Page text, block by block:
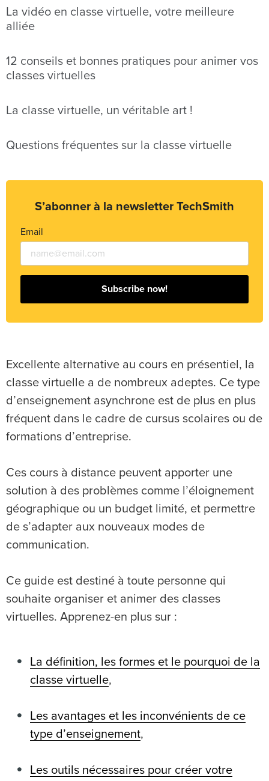
La vidéo en classe virtuelle, votre meilleure
alliée
12 conseils et bonnes pratiques pour animer vos
classes virtuelles
La classe virtuelle, un véritable art !
Questions fréquentes sur la classe virtuelle
S’abonner à la newsletter TechSmith
Email
Subscribe now!
Excellente alternative au cours en présentiel, la
classe virtuelle a de nombreux adeptes. Ce type
d’enseignement asynchrone est de plus en plus
fréquent dans le cadre de cursus scolaires ou de
formations d’entreprise.
Ces cours à distance peuvent apporter une
solution à des problèmes comme l’éloignement
géographique ou un budget limité, et permettre
de s’adapter aux nouveaux modes de
communication.
Ce guide est destiné à toute personne qui
souhaite organiser et animer des classes
virtuelles. Apprenez-en plus sur :
La définition, les formes et le pourquoi de la
classe virtuelle,
Les avantages et les inconvénients de ce
type d’enseignement,
Les outils nécessaires pour créer votre